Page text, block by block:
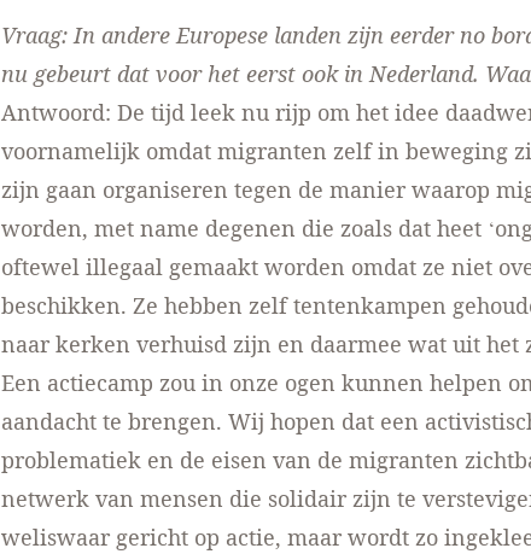
Vraag: In andere Europese landen zijn eerder no
nu gebeurt dat voor het eerst ook in Nederland.
Antwoord: De tijd leek nu rijp om het idee
voornamelijk omdat migranten zelf in beweging
zijn gaan organiseren tegen de manier waarop
worden, met name degenen die zoals dat heet
oftewel illegaal gemaakt worden omdat ze niet
beschikken. Ze hebben zelf tentenkampen
naar kerken verhuisd zijn en daarmee wat uit het
Een actiecamp zou in onze ogen kunnen helpen
aandacht te brengen. Wij hopen dat een
problematiek en de eisen van de migranten
netwerk van mensen die solidair zijn te
weliswaar gericht op actie, maar wordt zo